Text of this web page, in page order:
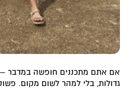
אם אתם מתכננים חופשה במדבר –
גדולות, בלי למהר לשום מקום.